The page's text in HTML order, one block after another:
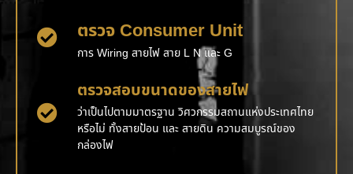
ตรวจ Consumer Unit
การ Wiring สายไฟ สาย L N และ G
ตรวจสอบขนาดของสายไฟ
ว่าเป็นไปตามมาตรฐาน วิศวกรรมสถานแห่งประเทศไทย
หรือไม่ ทั้งสายป้อน และ สายดิน ความสมบูรณ์ของ
กล่องไฟ